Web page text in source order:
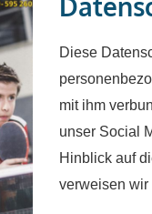
Diese
mit ihm
unser Social
Hinblick auf
verweisen wir